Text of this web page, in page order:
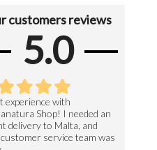
customers reviews
5.0
experience with
Shop! I needed an
delivery to Malta, and
service team was